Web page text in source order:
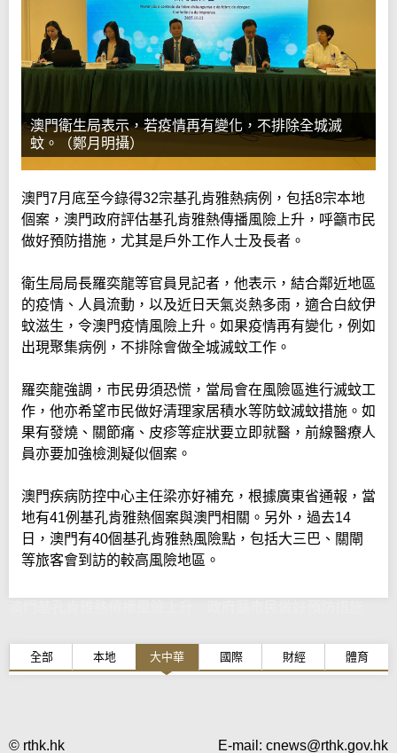
澳門衛生局表示，若疫情再有變化，不排除全城滅
蚊。（鄭月明攝）
澳門7月底至今錄得32宗基孔肯雅熱病例，包括8宗本地
個案，澳門政府評估基孔肯雅熱傳播風險上升，呼籲市民
做好預防措施，尤其是戶外工作人士及長者。
衛生局局長羅奕龍等官員見記者，他表示，結合鄰近地區
的疫情、人員流動，以及近日天氣炎熱多雨，適合白紋伊
蚊滋生，令澳門疫情風險上升。如果疫情再有變化，例如
出現聚集病例，不排除會做全城滅蚊工作。
羅奕龍強調，市民毋須恐慌，當局會在風險區進行滅蚊工
作，他亦希望市民做好清理家居積水等防蚊滅蚊措施。如
果有發燒、關節痛、皮疹等症狀要立即就醫，前線醫療人
員亦要加強檢測疑似個案。
澳門疾病防控中心主任梁亦好補充，根據廣東省通報，當
地有41例基孔肯雅熱個案與澳門相關。另外，過去14
日，澳門有40個基孔肯雅熱風險點，包括大三巴、關閘
等旅客會到訪的較高風險地區。
全部 本地 大中華 國際 財經 體育
© rthk.hk E-mail: cnews@rthk.gov.hk